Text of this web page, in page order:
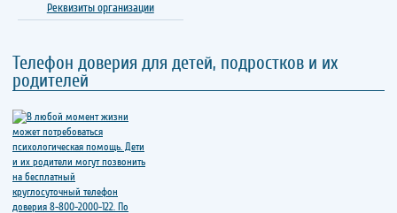
Реквизиты организации
Телефон доверия для детей, подростков и их
родителей